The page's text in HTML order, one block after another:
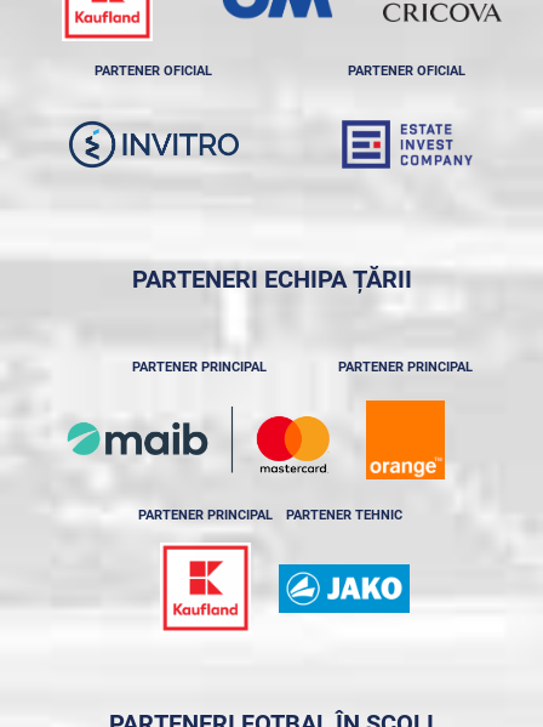
PARTENER OFICIAL PARTENER OFICIAL
PARTENERI ECHIPA ȚĂRII
PARTENER PRINCIPAL PARTENER PRINCIPAL
PARTENER PRINCIPAL PARTENER TEHNIC